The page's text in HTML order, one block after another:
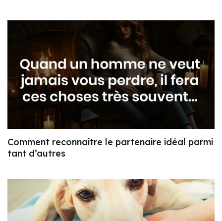
Comment reconnaître le partenaire idéal parmi
tant d’autres